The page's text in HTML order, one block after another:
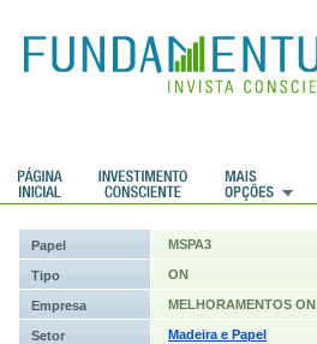
Papel MSPA3
Tipo ON
Empresa MELHORAMENTOS ON
Setor Madeira e Papel